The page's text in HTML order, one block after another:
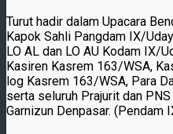
Turut hadir dalam Upacara
Kapok Sahli Pangdam IX/
LO AL dan LO AU Kodam IX/
Kasiren Kasrem 163/WSA,
log Kasrem 163/WSA, Para
serta seluruh Prajurit dan
Garnizun Denpasar. (Pendam